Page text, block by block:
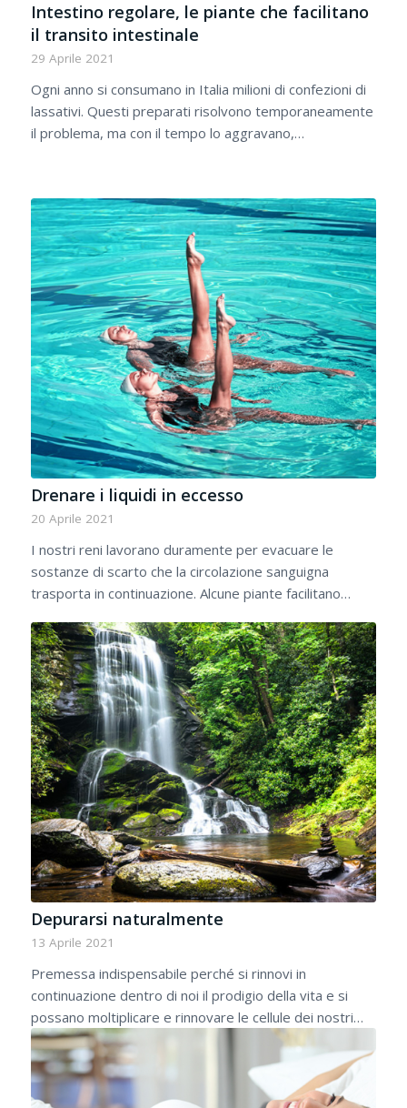
Intestino regolare, le piante che facilitano
il transito intestinale
29 Aprile 2021
Ogni anno si consumano in Italia milioni di confezioni di
lassativi. Questi preparati risolvono temporaneamente
il problema, ma con il tempo lo aggravano,…
Drenare i liquidi in eccesso
20 Aprile 2021
I nostri reni lavorano duramente per evacuare le
sostanze di scarto che la circolazione sanguigna
trasporta in continuazione. Alcune piante facilitano…
Depurarsi naturalmente
13 Aprile 2021
Premessa indispensabile perché si rinnovi in
continuazione dentro di noi il prodigio della vita e si
possano moltiplicare e rinnovare le cellule dei nostri…